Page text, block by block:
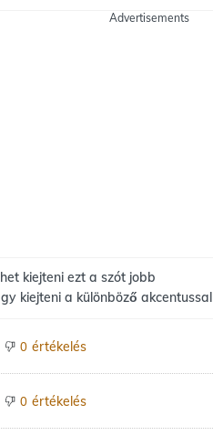
Advertisements
kiejteni ezt a szót jobb
kiejteni a különböző akcentussal
0 értékelés
0 értékelés